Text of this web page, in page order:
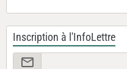
Inscription à l'InfoLettre